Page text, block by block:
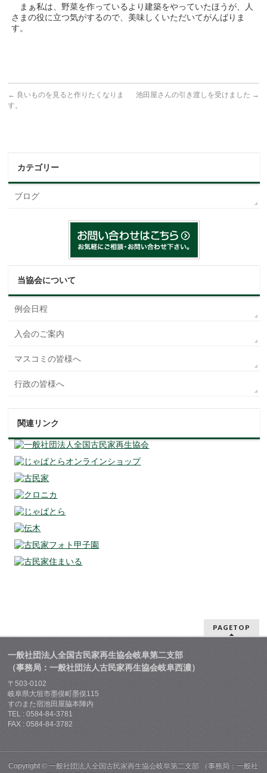
まぁ私は、野菜を作っているより建築をやっていたほうが、人
さまの役に立つ気がするので、美味しくいただいてがんばりま
す。
← 良いものを見ると作りたくなりま
す。
池田屋さんの引き渡しを受けました →
カテゴリー
ブログ
当協会について
例会日程
入会のご案内
マスコミの皆様へ
行政の皆様へ
関連リンク
PAGETOP
一般社団法人全国古民家再生協会岐阜第二支部
（事務局：一般社団法人古民家再生協会岐阜西濃）
〒503-0102
岐阜県大垣市墨俣町墨俣115
すのまた宿池田屋脇本陣内
TEL : 0584-84-3781
FAX : 0584-84-3782
Copyright ©一般社団法人全国古民家再生協会岐阜第二支部 （事務局：一般社